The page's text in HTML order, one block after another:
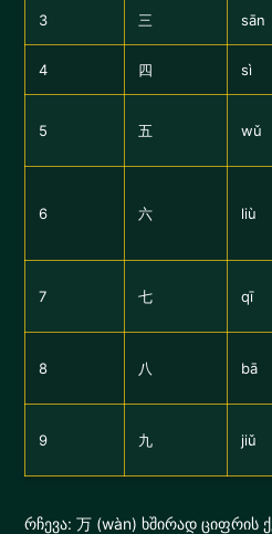
3 三 sān
4 四 sì
5 五 wǔ
6 六 liù
7 七 qī
8 八 bā
9 九 jiǔ
რჩევა: 万 (wàn) ხშირად ციფრის